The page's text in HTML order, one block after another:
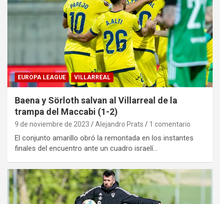
EUROPA LEAGUE VILLARREAL
Baena y Sörloth salvan al Villarreal de la
trampa del Maccabi (1-2)
9 de noviembre de 2023 Alejandro Prats 1 comentario
El conjunto amarillo obró la remontada en los instantes
finales del encuentro ante un cuadro israelí…